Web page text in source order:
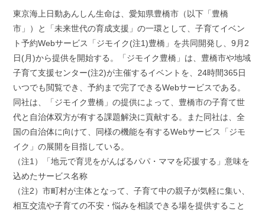
c
e
o
o
k
i
t
e
r
n
e
i
東京海上日動あんしん生命は、愛知県豊橋市（以下「豊橋
市」）と「未来世代の育成支援」の一環として、子育てイベン
ト予約Webサービス「ジモイク(注1)豊橋」を共同開発し、9月2
日(月)から提供を開始する。「ジモイク豊橋」は、豊橋市や地域
子育て支援センター(注2)が主催するイベントを、24時間365日
いつでも閲覧でき、予約まで完了できるWebサービスである。
同社は、「ジモイク豊橋」の提供によって、豊橋市の子育て世
代と自治体双方が有する課題解決に貢献する。また同社は、全
国の自治体に向けて、同様の機能を有するWebサービス「ジモ
イク」の展開を目指している。
（注1）「地元で育児をがんばるパパ・ママを応援する」意味を
込めたサービス名称
（注2）市町村が主体となって、子育て中の親子が気軽に集い、
相互交流や子育ての不安・悩みを相談できる場を提供すること